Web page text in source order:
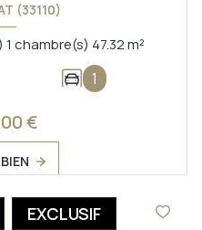
(33110)
Appartement 3 pièce(s) 1 chambre(s) 47.32 m²
1
€
EXCLUSIF